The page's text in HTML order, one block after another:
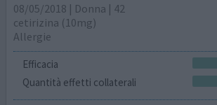
08/05/2018 | Donna | 42
cetirizina (10mg)
Allergie
Efficacia
Quantità effetti collaterali